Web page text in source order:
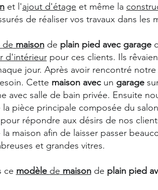
et l'ajout d'étage et même la
de réaliser vos travaux dans les
de maisonde plain pied avec garage
d'intérieurpour ces clients. Ils
jour. Après avoir rencontré
Cette maison avec un garage
avec salle de bain privée. Ensuite
pièce principale composée du
répondre aux désirs de nos
maison afin de laisser passer
et grandes vitres.
ce modèle de maisonde plain pied